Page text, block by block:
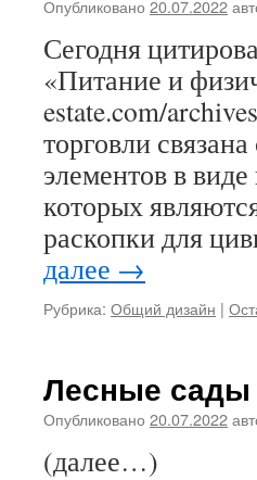
Опубликовано 20.07.2022
Сегодня
«Питание и
estate.com/
торговли
элементов в
которых
раскопки для
далее →
Рубрика: Общий дизайн |
Лесные сады
Опубликовано 20.07.2022
(далее…)